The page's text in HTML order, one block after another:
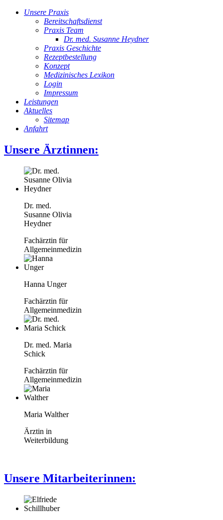
Unsere Praxis
Bereitschaftsdienst
Praxis Team
Dr. med. Susanne Heydner
Praxis Geschichte
Rezeptbestellung
Konzept
Medizinisches Lexikon
Login
Impressum
Leistungen
Aktuelles
Sitemap
Anfahrt
Unsere Ärztinnen:
Dr. med.
Susanne Olivia
Heydner
Fachärztin für
Allgemeinmedizin
Hanna Unger
Fachärztin für
Allgemeinmedizin
Dr. med. Maria
Schick
Fachärztin für
Allgemeinmedizin
Maria Walther
Ärztin in
Weiterbildung
Unsere Mitarbeiterinnen: